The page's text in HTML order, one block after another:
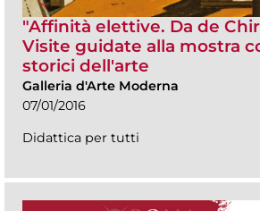
"Affinità elettive. Da de
Visite guidate alla mostra
storici dell'arte
Galleria d'Arte Moderna
07/01/2016
Didattica per tutti